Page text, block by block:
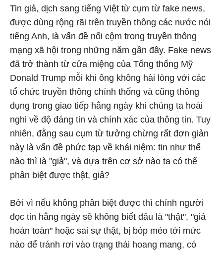
Tin giả, dịch sang tiếng Việt từ cụm từ fake news,
được dùng rộng rãi trên truyền thông các nước nói
tiếng Anh, là vấn đề nổi cộm trong truyền thông
mạng xã hội trong những năm gần đây. Fake news
đã trở thành từ cửa miệng của Tổng thống Mỹ
Donald Trump mỗi khi ông không hài lòng với các
tổ chức truyền thông chính thống và cũng thông
dụng trong giao tiếp hằng ngày khi chúng ta hoài
nghi về độ đáng tin và chính xác của thông tin. Tuy
nhiên, đằng sau cụm từ tưởng chừng rất đơn giản
này là vấn đề phức tạp về khái niệm: tin như thế
nào thì là "giả", và dựa trên cơ sở nào ta có thể
phân biệt được thật, giả?
Bởi vì nếu không phân biệt được thì chính người
đọc tin hằng ngày sẽ không biết đâu là "thật", "giả
hoàn toàn" hoặc sai sự thật, bị bóp méo tới mức
nào để tránh rơi vào trạng thái hoang mang, có